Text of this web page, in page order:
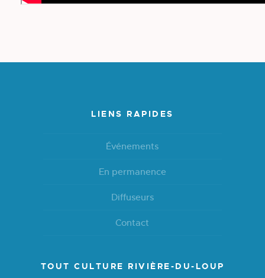
LIENS RAPIDES
Événements
En permanence
Diffuseurs
Contact
TOUT CULTURE RIVIÈRE-DU-LOUP